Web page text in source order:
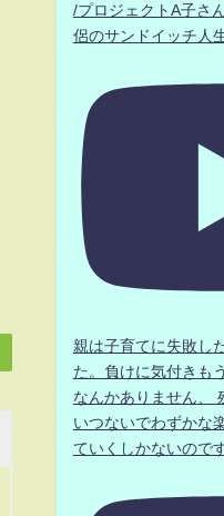
/プロジェクトA子さ
侶のサンドイッチ人
親は子育てに失敗し
た。負けに気付きも
なんかありません、
いつないでわずかな
ていくしかないので